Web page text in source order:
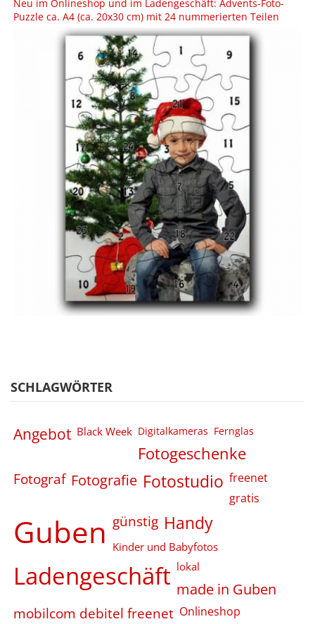
Neu im Onlineshop und im Ladengeschäft: Advents-Foto-
Puzzle ca. A4 (ca. 20x30 cm) mit 24 nummerierten Teilen
SCHLAGWÖRTER
Angebot Black Week Digitalkameras Fernglas
Fotogeschenke
Fotograf Fotografie Fotostudio freenet
gratis
Guben günstig Handy
Kinder und Babyfotos
Ladengeschäft lokal
made in Guben
mobilcom debitel freenet Onlineshop